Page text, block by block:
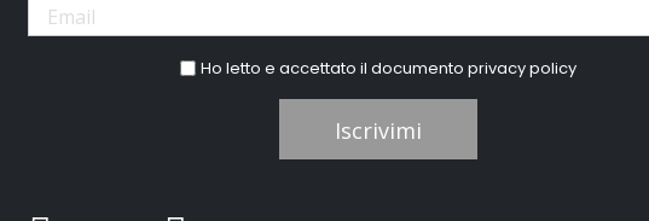
Ho letto e accettato il documentoprivacy policy
Iscrivimi